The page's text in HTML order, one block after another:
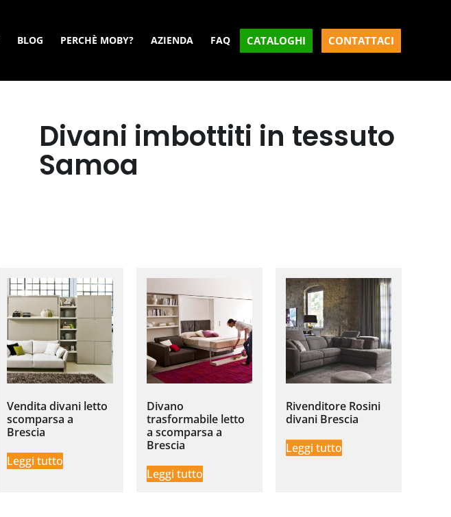
BLOG PERCHÈ MOBY? AZIENDA FAQ CATALOGHI CONTATTACI
Divani imbottiti in tessuto
Samoa
Vendita divani letto
scomparsa a
Brescia
Leggi tutto
Divano
trasformabile letto
a scomparsa a
Brescia
Leggi tutto
Rivenditore Rosini
divani Brescia
Leggi tutto